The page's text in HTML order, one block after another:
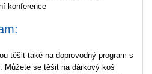
konference
těšit také na doprovodný program s
Můžete se těšit na dárkový koš